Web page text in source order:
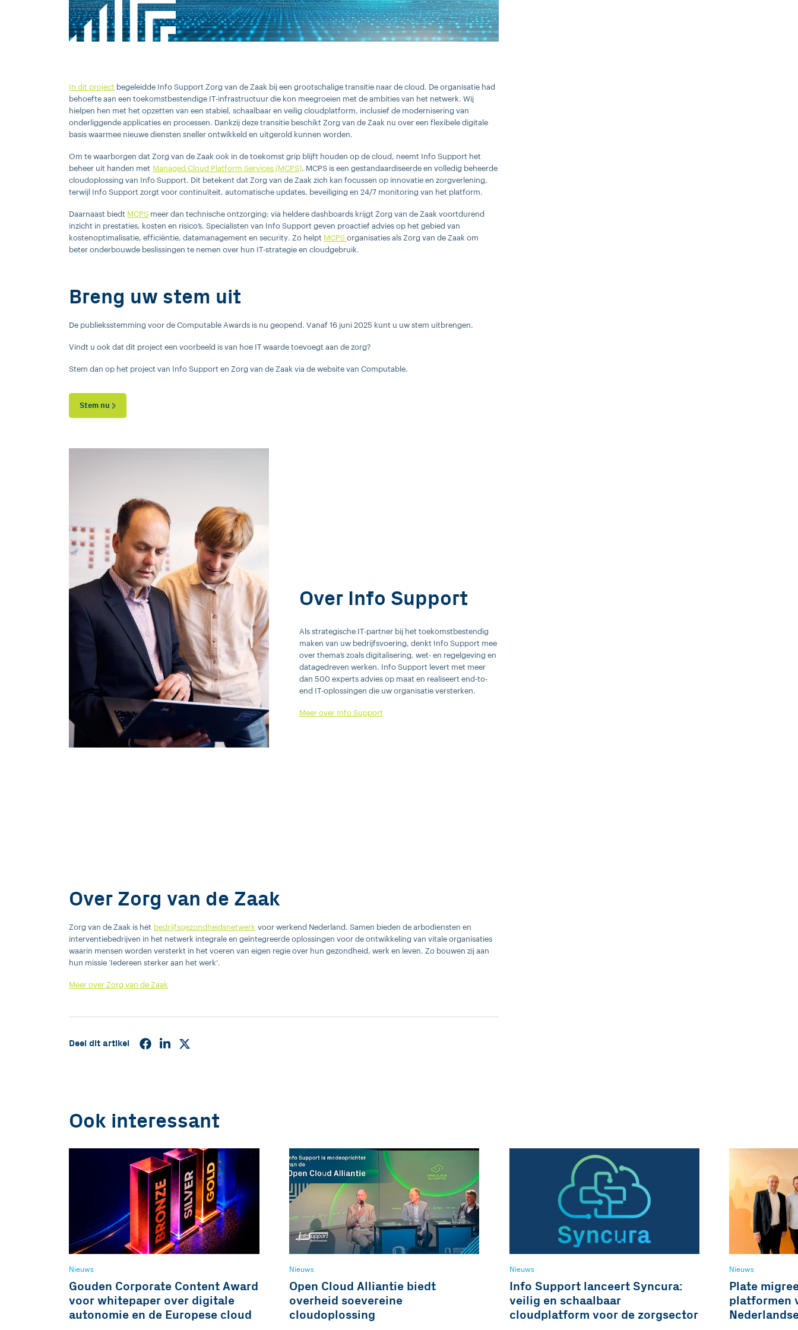
In dit project begeleidde Info Support Zorg van de Zaak bij een grootschalige transitie naar de cloud. De organisatie had
behoefte aan een toekomstbestendige IT-infrastructuur die kon meegroeien met de ambities van het netwerk. Wij
hielpen hen met het opzetten van een stabiel, schaalbaar en veilig cloudplatform, inclusief de modernisering van
onderliggende applicaties en processen. Dankzij deze transitie beschikt Zorg van de Zaak nu over een flexibele digitale
basis waarmee nieuwe diensten sneller ontwikkeld en uitgerold kunnen worden.
Om te waarborgen dat Zorg van de Zaak ook in de toekomst grip blijft houden op de cloud, neemt Info Support het
beheer uit handen met Managed Cloud Platform Services (MCPS). MCPS is een gestandaardiseerde en volledig beheerde
cloudoplossing van Info Support. Dit betekent dat Zorg van de Zaak zich kan focussen op innovatie en zorgverlening,
terwijl Info Support zorgt voor continuïteit, automatische updates, beveiliging en 24/7 monitoring van het platform.
Daarnaast biedt MCPS meer dan technische ontzorging: via heldere dashboards krijgt Zorg van de Zaak voortdurend
inzicht in prestaties, kosten en risico’s. Specialisten van Info Support geven proactief advies op het gebied van
kostenoptimalisatie, efficiëntie, datamanagement en security. Zo helpt MCPSorganisaties als Zorg van de Zaak om
beter onderbouwde beslissingen te nemen over hun IT-strategie en cloudgebruik.
Breng uw stem uit
De publieksstemming voor de Computable Awards is nu geopend. Vanaf 16 juni 2025 kunt u uw stem uitbrengen.
Vindt u ook dat dit project een voorbeeld is van hoe IT waarde toevoegt aan de zorg?
Stem dan op het project van Info Support en Zorg van de Zaak via de website van Computable.
Stem nu
Over Info Support
Als strategische IT-partner bij het toekomstbestendig
maken van uw bedrijfsvoering, denkt Info Support mee
over thema’s zoals digitalisering, wet- en regelgeving en
datagedreven werken. Info Support levert met meer
dan 500 experts advies op maat en realiseert end-to-
end IT-oplossingen die uw organisatie versterken.
Meer over Info Support
Over Zorg van de Zaak
Zorg van de Zaak is hét bedrijfsgezondheidsnetwerk voor werkend Nederland. Samen bieden de arbodiensten en
interventiebedrijven in het netwerk integrale en geïntegreerde oplossingen voor de ontwikkeling van vitale organisaties
waarin mensen worden versterkt in het voeren van eigen regie over hun gezondheid, werk en leven. Zo bouwen zij aan
hun missie ‘Iedereen sterker aan het werk’.
Meer over Zorg van de Zaak
Deel dit artikel
Ook interessant
Nieuws
Gouden Corporate Content Award
voor whitepaper over digitale
autonomie en de Europese cloud
Nieuws
Open Cloud Alliantie biedt
overheid soevereine
cloudoplossing
Nieuws
Info Support lanceert Syncura:
veilig en schaalbaar
cloudplatform voor de zorgsector
Nieuws
Plate
platformen